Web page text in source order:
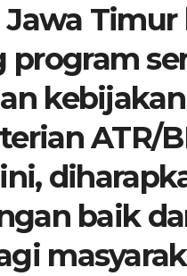
Jawa
program
ATR/
baik